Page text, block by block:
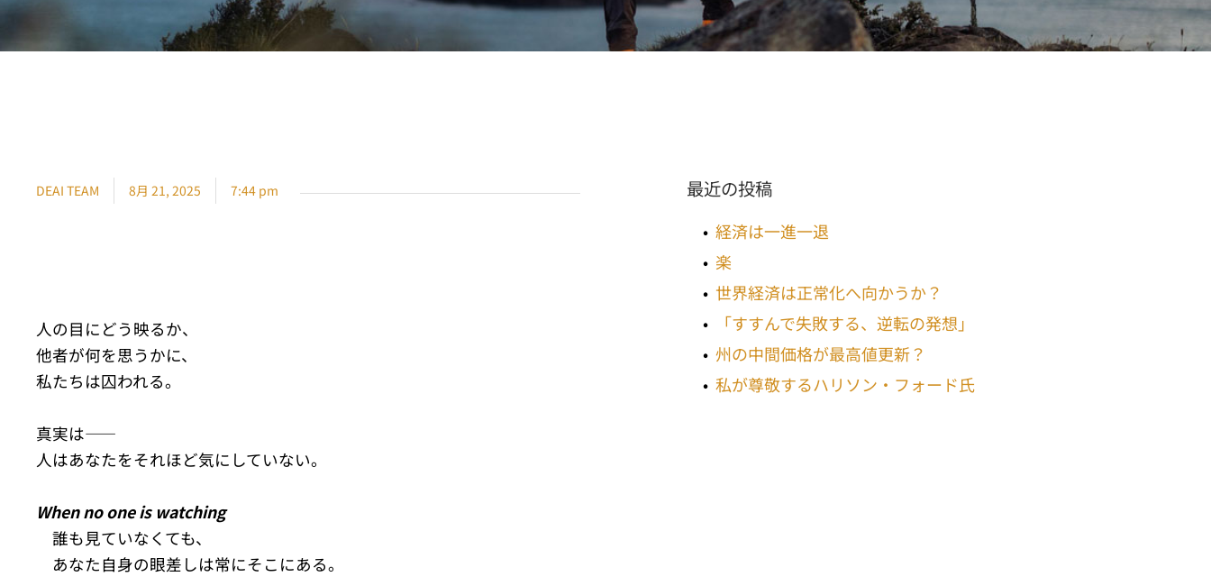
DEAI TEAM 8月 21, 2025 7:44 pm
人の目にどう映るか、
他者が何を思うかに、
私たちは囚われる。
真実は——
人はあなたをそれほど気にしていない。
When no one is watching
誰も見ていなくても、
あなた自身の眼差しは常にそこにある。
最近の投稿
経済は一進一退
楽
世界経済は正常化へ向かうか？
「すすんで失敗する、逆転の発想」
州の中間価格が最高値更新？
私が尊敬するハリソン・フォード氏